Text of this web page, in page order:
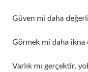
Güven mi daha
Görmek mi daha ikna
Varlık mı gerçektir,